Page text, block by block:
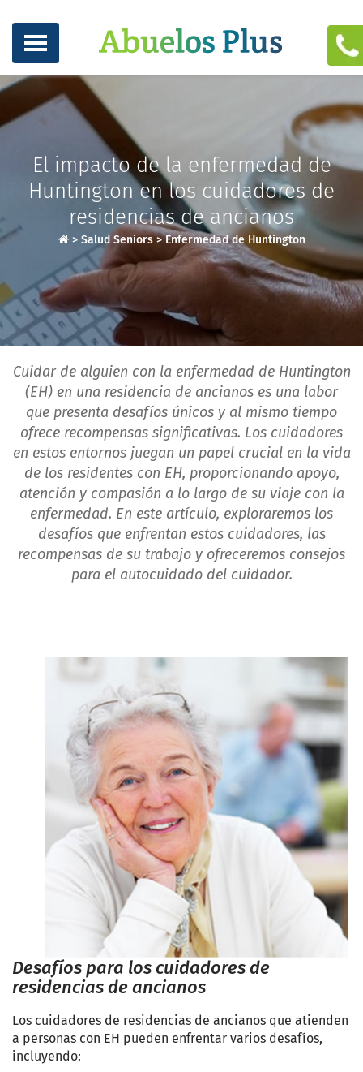
El impacto de la enfermedad de
Huntington en los cuidadores de
residencias de ancianos
> Salud Seniors>Enfermedad de Huntington
Cuidar de alguien con la enfermedad de Huntington
(EH) en una residencia de ancianos es una labor
que presenta desafíos únicos y al mismo tiempo
ofrece recompensas significativas. Los cuidadores
en estos entornos juegan un papel crucial en la vida
de los residentes con EH, proporcionando apoyo,
atención y compasión a lo largo de su viaje con la
enfermedad. En este artículo, exploraremos los
desafíos que enfrentan estos cuidadores, las
recompensas de su trabajo y ofreceremos consejos
para el autocuidado del cuidador.
Desafíos para los cuidadores de
residencias de ancianos
Los cuidadores de residencias de ancianos que atienden
a personas con EH pueden enfrentar varios desafíos,
incluyendo: